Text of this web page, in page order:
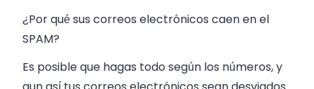
¿Por qué sus correos electrónicos caen en el
SPAM?
Es posible que hagas todo según los números, y